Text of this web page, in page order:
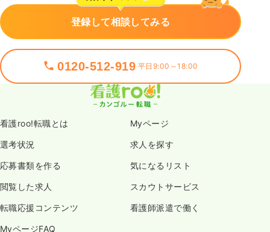
登録して相談してみる
0120-512-919 平日9:00～18:00
看護roo!転職とは Myページ
選考状況 求人を探す
応募書類を作る 気になるリスト
閲覧した求人 スカウトサービス
転職応援コンテンツ 看護師派遣で働く
MyページFAQ